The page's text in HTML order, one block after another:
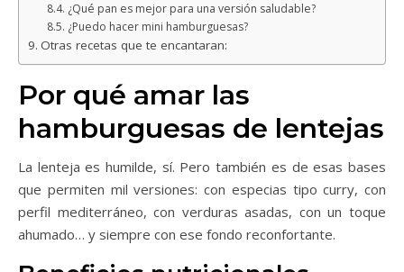
¿Qué pan es mejor para una versión saludable?
¿Puedo hacer mini hamburguesas?
Otras recetas que te encantaran:
Por qué amar las
hamburguesas de lentejas
La lenteja es humilde, sí. Pero también es de esas bases
que permiten mil versiones: con especias tipo curry, con
perfil mediterráneo, con verduras asadas, con un toque
ahumado… y siempre con ese fondo reconfortante.